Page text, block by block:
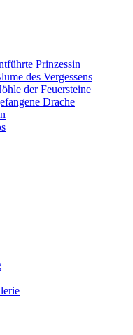
Prinzessin
des Vergessens
der Feuersteine
Drache